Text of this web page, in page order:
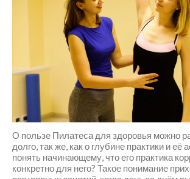
О пользе Пилатеса для здоровья можно
долго, так же, как о глубине практики и её
понять начинающему, что его практика
конкретно для него? Такое понимание